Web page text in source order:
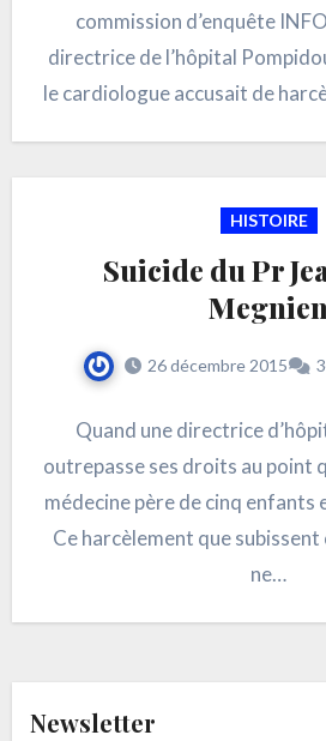
commission d’enquête
directrice de l’hôpital
le cardiologue accusait de
HISTOIRE
Suicide du Pr
Megnien
26 décembre 2015
Quand une directrice
outrepasse ses droits au point
médecine père de cinq enfants
Ce harcèlement que
ne…
Newsletter